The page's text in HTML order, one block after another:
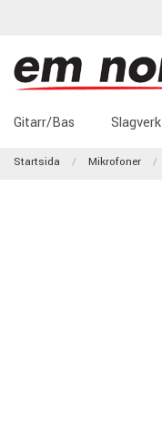
Gitarr/Bas Slagverk
Startsida Mikrofoner